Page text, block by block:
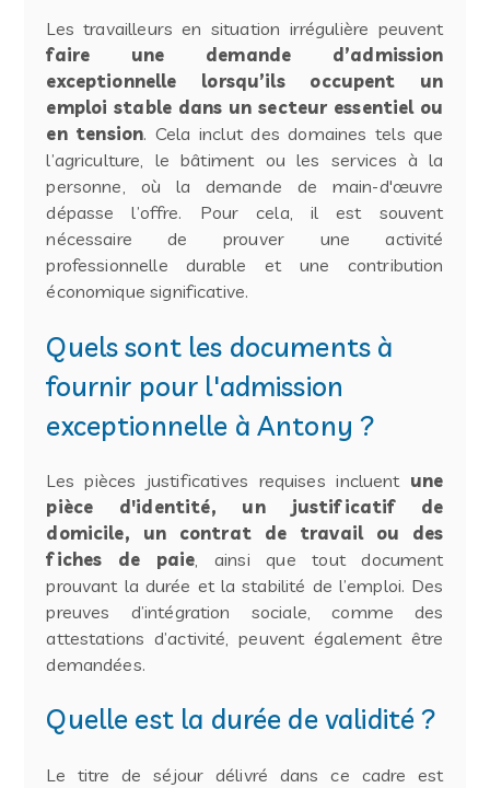
Les travailleurs en situation irrégulière peuvent
faire une demande d’admission
exceptionnelle lorsqu’ils occupent un
emploi stable dans un secteur essentiel ou
en tension. Cela inclut des domaines tels que
l’agriculture, le bâtiment ou les services à la
personne, où la demande de main-d'œuvre
dépasse l’offre. Pour cela, il est souvent
nécessaire de prouver une activité
professionnelle durable et une contribution
économique significative.
Quels sont les documents à
fournir pour l'admission
exceptionnelle à Antony ?
Les pièces justificatives requises incluent une
pièce d'identité, un justificatif de
domicile, un contrat de travail ou des
fiches de paie, ainsi que tout document
prouvant la durée et la stabilité de l’emploi. Des
preuves d’intégration sociale, comme des
attestations d’activité, peuvent également être
demandées.
Quelle est la durée de validité ?
Le titre de séjour délivré dans ce cadre est